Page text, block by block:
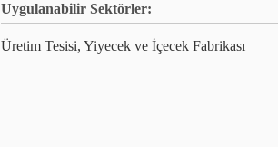
Uygulanabilir Sektörler:
Üretim Tesisi, Yiyecek ve İçecek Fabrikası